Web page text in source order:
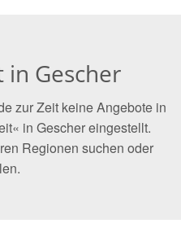
Gescher
zur Zeit keine Angebote in
in Gescher eingestellt.
Regionen suchen oder